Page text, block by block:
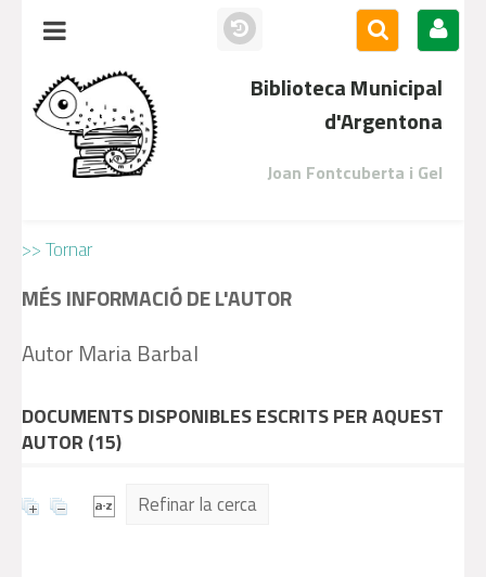
Biblioteca Municipal
d'Argentona
Joan Fontcuberta i Gel
>> Tornar
MÉS INFORMACIÓ DE L'AUTOR
Autor Maria Barbal
DOCUMENTS DISPONIBLES ESCRITS PER AQUEST
AUTOR (15)
Refinar la cerca